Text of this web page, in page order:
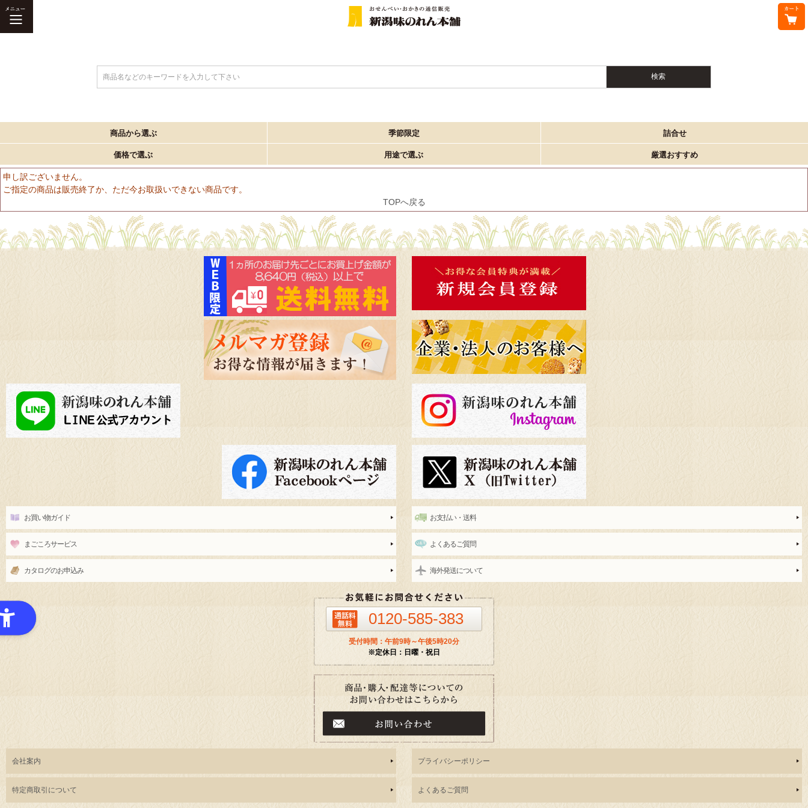
商品名などのキーワードを入力して下さい
商品から選ぶ 季節限定 詰合せ
価格で選ぶ 用途で選ぶ 厳選おすすめ
申し訳ございません。
ご指定の商品は販売終了か、ただ今お取扱いできない商品です。
TOPへ戻る
お買い物ガイド お支払い・送料
まごころサービス よくあるご質問
カタログのお申込み 海外発送について
0120-585-383
受付時間：午前9時～午後5時20分
※定休日：日曜・祝日
会社案内 プライバシーポリシー
特定商取引について よくあるご質問